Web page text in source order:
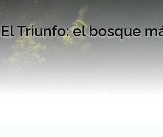
El Triunfo: el bosque